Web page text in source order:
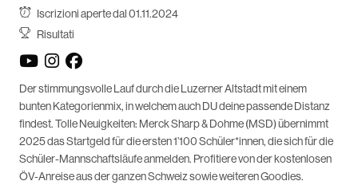
Iscrizioni aperte dal 01.11.2024
Risultati
Der stimmungsvolle Lauf durch die Luzerner Altstadt mit einem
bunten Kategorienmix, in welchem auch DU deine passende Distanz
findest. Tolle Neuigkeiten: Merck Sharp & Dohme (MSD) übernimmt
2025 das Startgeld für die ersten 1’100 Schüler*innen, die sich für die
Schüler-Mannschaftsläufe anmelden. Profitiere von der kostenlosen
ÖV-Anreise aus der ganzen Schweiz sowie weiteren Goodies.